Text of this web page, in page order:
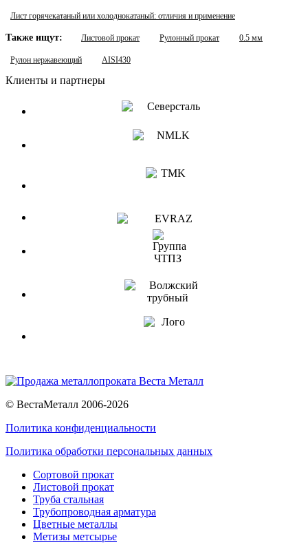
Лист горячекатаный или холоднокатаный: отличия и применение
Также ищут: Листовой прокат Рулонный прокат 0.5 мм
Рулон нержавеющий AISI430
Клиенты и партнеры
© ВестаМеталл 2006-2026
Политика конфиденциальности
Политика обработки персональных данных
Сортовой прокат
Листовой прокат
Труба стальная
Трубопроводная арматура
Цветные металлы
Метизы метсырье